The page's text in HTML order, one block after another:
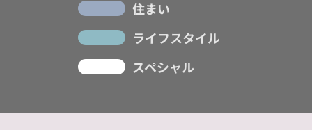
住まい
ライフスタイル
スペシャル